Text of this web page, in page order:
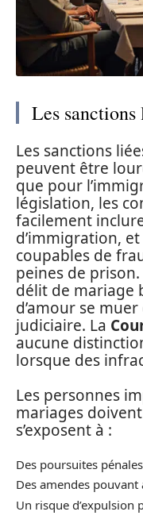
Les sanctions
Les sanctions
peuvent être
que pour
législation, les
facilement
d’immigration,
coupables de
peines de
délit de mariage
d’amour se
judiciaire. La
aucune
lorsque des
Les personnes
mariages
s’exposent à :
Des poursuites pénales
Des amendes
Un risque